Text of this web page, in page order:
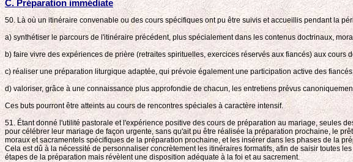
C. Préparation immédiate
50. Là où un itinéraire convenable ou des cours spécifiques ont pu être suivis et accueillis pendant la
a) synthétiser le parcours de l'itinéraire précédent, plus spécialement dans les contenus doctrinaux,
b) faire vivre des expériences de prière (retraites spirituelles, exercices réservés aux fiancés) aux
c) réaliser une préparation liturgique adaptée, qui prévoie également une participation active des
d) valoriser, grâce à une connaissance plus approfondie de chacun, les entretiens prévus
Ces buts pourront être atteints au cours de rencontres spéciales à caractère intensif.
51. Étant donné l'utilité pastorale et l'expérience positive des cours de préparation au mariage, seules
pour célébrer leur mariage de façon urgente, sans qu'ait pu être réalisée la préparation prochaine, le
moraux et sacramentels spécifiques de la préparation prochaine, et les insérer dans les phases de la
Cela est dû à la nécessité de personnaliser concrètement les itinéraires formatifs, afin de saisir toutes
étapes de la préparation mais révèlent une disposition adéquate à la foi et au sacrement.